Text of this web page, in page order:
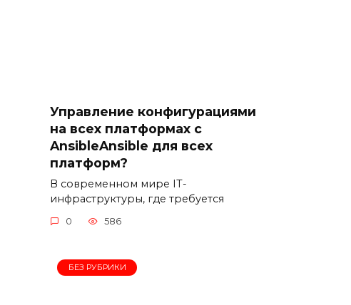
Управление конфигурациями
на всех платформах с
AnsibleAnsible для всех
платформ?
В современном мире IT-
инфраструктуры, где требуется
0 586
БЕЗ РУБРИКИ